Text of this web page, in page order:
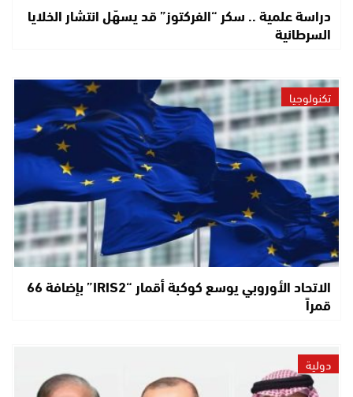
دراسة علمية .. سكر “الفركتوز” قد يسهّل انتشار الخلايا
السرطانية
تكنولوجيا
الاتحاد الأوروبي يوسع كوكبة أقمار “IRIS2” بإضافة 66
قمراً
دولية